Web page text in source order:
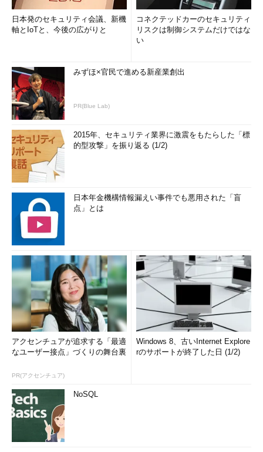
日本発のセキュリティ会議、新機
軸とIoTと、今後の広がりと
コネクテッドカーのセキュリティ
リスクは制御システムだけではな
い
みずほ×官民で進める新産業創出
PR(Blue Lab)
2015年、セキュリティ業界に激震をもたらした「標
的型攻撃」を振り返る (1/2)
日本年金機構情報漏えい事件でも悪用された「盲
点」とは
アクセンチュアが追求する「最適
なユーザー接点」づくりの舞台裏
PR(アクセンチュア)
Windows 8、古いInternet Explore
rのサポートが終了した日 (1/2)
NoSQL